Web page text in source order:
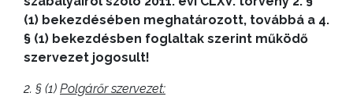
ÁTLÁTHATÓSÁG
ÖNKORMÁNYZATI
(1) bekezdésében meghatározott, továbbá a 4.
§ (1) bekezdésben foglaltak szerint működő
szervezet jogosult!
2. § (1) Polgárőr szervezet: